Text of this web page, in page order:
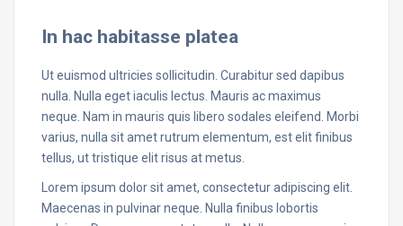
In hac habitasse platea
Ut euismod ultricies sollicitudin. Curabitur sed dapibus
nulla. Nulla eget iaculis lectus. Mauris ac maximus
neque. Nam in mauris quis libero sodales eleifend. Morbi
varius, nulla sit amet rutrum elementum, est elit finibus
tellus, ut tristique elit risus at metus.
Lorem ipsum dolor sit amet, consectetur adipiscing elit.
Maecenas in pulvinar neque. Nulla finibus lobortis